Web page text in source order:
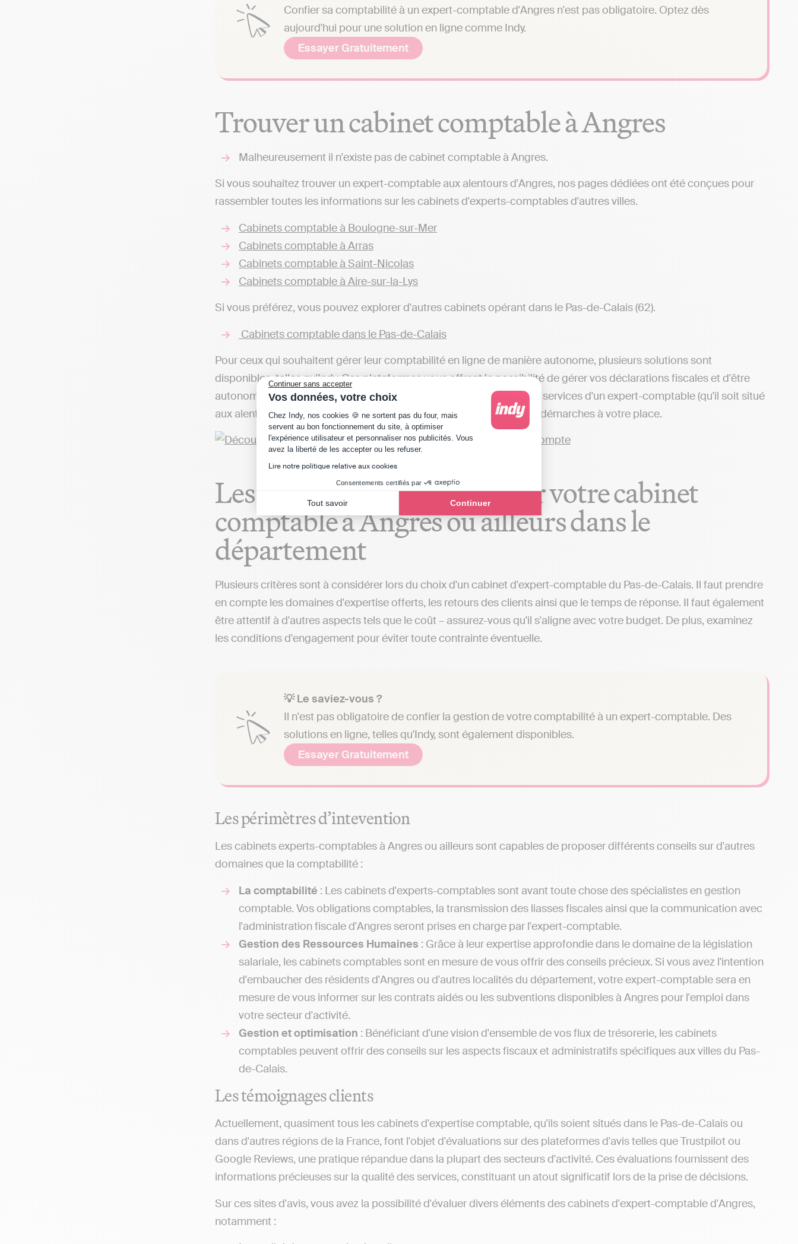
Continuer sans accepter
Vos données, votre choix
Plateforme de Gestion du Consentement : Personnalisez vos Options
Chez Indy, nos cookies 🍪 ne sortent pas du four, mais
servent au bon fonctionnement du site, à optimiser
l'expérience utilisateur et personnaliser nos publicités. Vous
avez la liberté de les accepter ou les refuser.
Lire notre politique relative aux cookies
Consentements certifiés par
Tout savoir Continuer
Axeptio consent
Confier sa comptabilité à un expert-comptable d'Angres n'est pas obligatoire. Optez dès
aujourd'hui pour une solution en ligne comme Indy.
Essayer Gratuitement
Trouver un cabinet comptable à Angres
Malheureusement il n'existe pas de cabinet comptable à Angres.
Si vous souhaitez trouver un expert-comptable aux alentours d'Angres, nos pages dédiées ont été conçues pour
rassembler toutes les informations sur les cabinets d'experts-comptables d'autres villes.
Cabinets comptable à Boulogne-sur-Mer
Cabinets comptable à Arras
Cabinets comptable à Saint-Nicolas
Cabinets comptable à Aire-sur-la-Lys
Si vous préférez, vous pouvez explorer d'autres cabinets opérant dans le Pas-de-Calais (62).
Cabinets comptable dans le Pas-de-Calais
Pour ceux qui souhaitent gérer leur comptabilité en ligne de manière autonome, plusieurs solutions sont
disponibles, telles qu'Indy. Ces plateformes vous offrent la possibilité de gérer vos déclarations fiscales et d'être
autonome dans la gestion comptable, une alternative différente des services d'un expert-comptable (qu'il soit situé
aux alentours d'Angres ou dans d'autres localités), qui s'occupe des démarches à votre place.
Les critères de sélection pour votre cabinet
comptable à Angres ou ailleurs dans le
département
Plusieurs critères sont à considérer lors du choix d'un cabinet d'expert-comptable du Pas-de-Calais. Il faut prendre
en compte les domaines d'expertise offerts, les retours des clients ainsi que le temps de réponse. Il faut également
être attentif à d'autres aspects tels que le coût – assurez-vous qu'il s'aligne avec votre budget. De plus, examinez
les conditions d'engagement pour éviter toute contrainte éventuelle.
💡 Le saviez-vous ?
Il n'est pas obligatoire de confier la gestion de votre comptabilité à un expert-comptable. Des
solutions en ligne, telles qu'Indy, sont également disponibles.
Essayer Gratuitement
Les périmètres d’intevention
Les cabinets experts-comptables à Angres ou ailleurs sont capables de proposer différents conseils sur d'autres
domaines que la comptabilité :
La comptabilité : Les cabinets d'experts-comptables sont avant toute chose des spécialistes en gestion
comptable. Vos obligations comptables, la transmission des liasses fiscales ainsi que la communication avec
l'administration fiscale d'Angres seront prises en charge par l'expert-comptable.
Gestion des Ressources Humaines : Grâce à leur expertise approfondie dans le domaine de la législation
salariale, les cabinets comptables sont en mesure de vous offrir des conseils précieux. Si vous avez l'intention
d'embaucher des résidents d'Angres ou d'autres localités du département, votre expert-comptable sera en
mesure de vous informer sur les contrats aidés ou les subventions disponibles à Angres pour l'emploi dans
votre secteur d'activité.
Gestion et optimisation : Bénéficiant d'une vision d'ensemble de vos flux de trésorerie, les cabinets
comptables peuvent offrir des conseils sur les aspects fiscaux et administratifs spécifiques aux villes du Pas-
de-Calais.
Les témoignages clients
Actuellement, quasiment tous les cabinets d'expertise comptable, qu'ils soient situés dans le Pas-de-Calais ou
dans d'autres régions de la France, font l'objet d'évaluations sur des plateformes d'avis telles que Trustpilot ou
Google Reviews, une pratique répandue dans la plupart des secteurs d'activité. Ces évaluations fournissent des
informations précieuses sur la qualité des services, constituant un atout significatif lors de la prise de décisions.
Sur ces sites d'avis, vous avez la possibilité d'évaluer divers éléments des cabinets d'expert-comptable d'Angres,
notamment :